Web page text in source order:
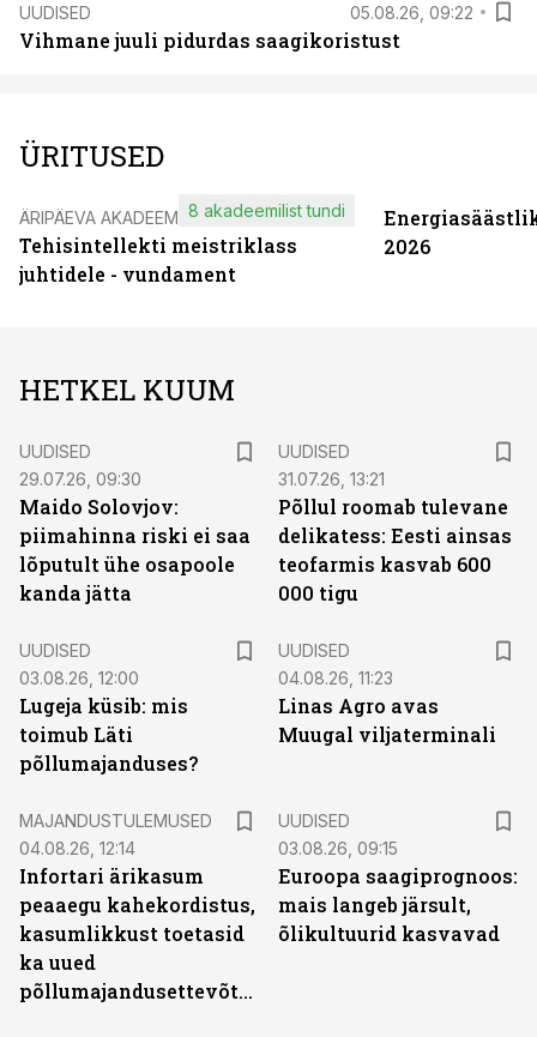
UUDISED 05.08.26, 09:22
Vihmane juuli pidurdas saagikoristust
ÜRITUSED
ÄRIPÄEVA AKADEEMIA
Tehisintellekti meistriklass
juhtidele - vundament
8 akadeemilist tundi
2026
HETKEL KUUM
UUDISED
29.07.26, 09:30
Maido Solovjov:
piimahinna riski ei saa
lõputult ühe osapoole
kanda jätta
UUDISED
31.07.26, 13:21
Põllul roomab tulevane
delikatess: Eesti ainsas
teofarmis kasvab 600
000 tigu
UUDISED
03.08.26, 12:00
Lugeja küsib: mis
toimub Läti
põllumajanduses?
UUDISED
04.08.26, 11:23
Linas Agro avas
Muugal viljaterminali
MAJANDUSTULEMUSED
04.08.26, 12:14
Infortari ärikasum
peaaegu kahekordistus,
kasumlikkust toetasid
ka uued
põllumajandusettevõtted
UUDISED
03.08.26, 09:15
Euroopa saagiprognoos:
mais langeb järsult,
õlikultuurid kasvavad